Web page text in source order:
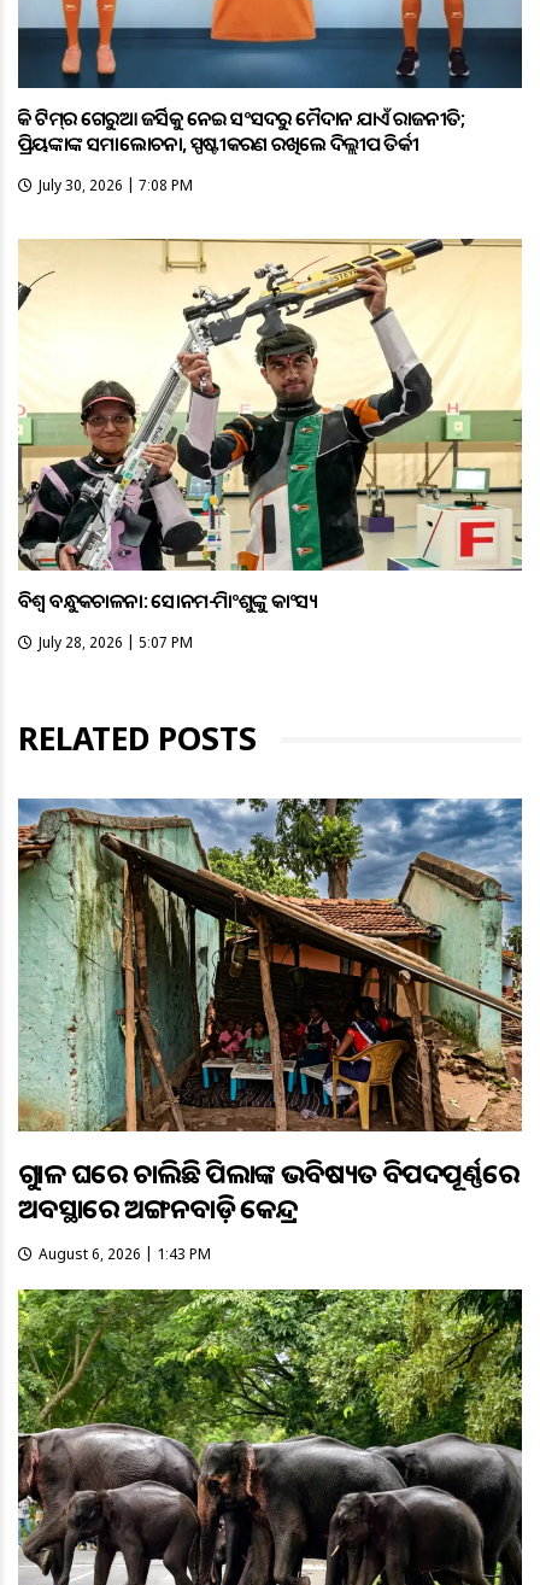
ହକି ଟିମ୍‌ର ଗେରୁଆ ଜର୍ସିକୁ ନେଇ ସଂସଦରୁ ମୈଦାନ ଯାଏଁ ରାଜନୀତି;
ପ୍ରିୟଙ୍କାଙ୍କ ସମାଲୋଚନା, ସ୍ପଷ୍ଟୀକରଣ ରଖିଲେ ଦିଲ୍ଲୀପ ତିର୍କୀ
July 30, 2026 | 7:08 PM
ବିଶ୍ବ ବନ୍ଧୁକଚାଳନା: ସୋନମ-ହିମାଂଶୁଙ୍କୁ କାଂସ୍ୟ
July 28, 2026 | 5:07 PM
RELATED POSTS
ଗୁହାଳ ଘରେ ଚାଲିଛି ପିଲାଙ୍କ ଭବିଷ୍ୟତ ବିପଦପୂର୍ଣ୍ଣରେ
ଅବସ୍ଥାରେ ଅଙ୍ଗନବାଡ଼ି କେନ୍ଦ୍ର
August 6, 2026 | 1:43 PM